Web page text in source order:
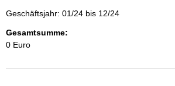
Geschäftsjahr: 01/24 bis 12/24
Gesamtsumme:
0 Euro